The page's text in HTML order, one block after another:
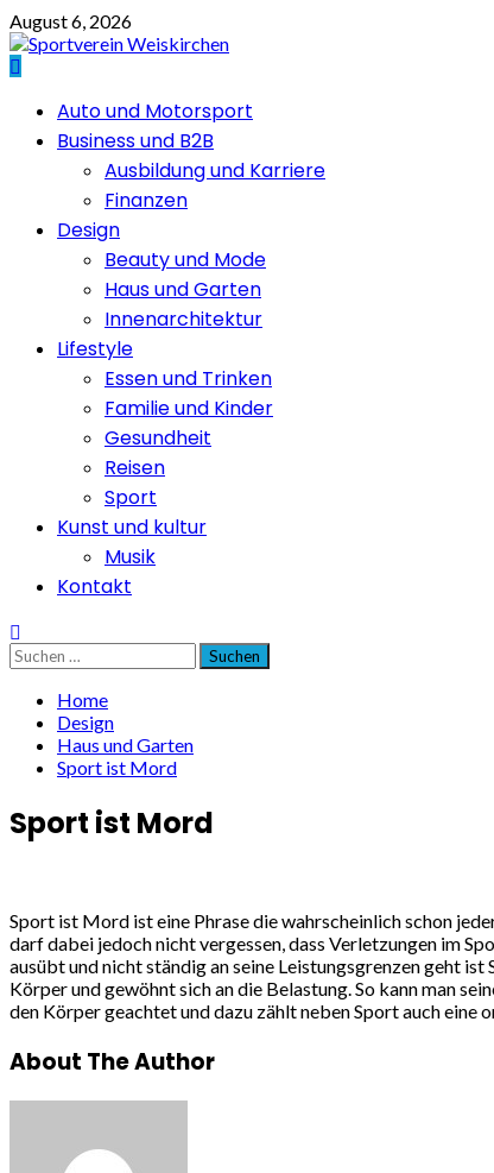
Skip
to
content
August 6, 2026
PrimaryAuto und Motorsport
Business und B2B
Ausbildung und Karriere
Finanzen
Design
Beauty und Mode
Haus und Garten
Innenarchitektur
Lifestyle
Essen und Trinken
Familie und Kinder
Gesundheit
Reisen
Sport
Kunst und kultur
Musik
Kontakt
Suchen
nach:
Home
Design
Haus und Garten
Sport ist Mord
Sport ist Mord
Sport ist Mord ist eine Phrase die wahrscheinlich schon
darf dabei jedoch nicht vergessen, dass Verletzungen im
ausübt und nicht ständig an seine Leistungsgrenzen geht
Körper und gewöhnt sich an die Belastung. So kann man
den Körper geachtet und dazu zählt neben Sport auch
About The Author